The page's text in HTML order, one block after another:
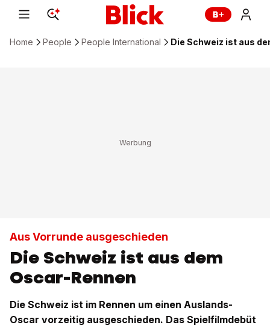
Home People People International Die Schweiz ist aus
Aus Vorrunde ausgeschieden
Die Schweiz ist aus dem
Oscar-Rennen
Die Schweiz ist im Rennen um einen Auslands-
Oscar vorzeitig ausgeschieden. Das Spielfilmdebüt